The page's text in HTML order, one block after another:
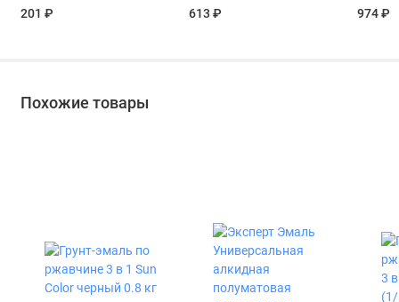
201 ₽ 613 ₽ 974 ₽
Похожие товары